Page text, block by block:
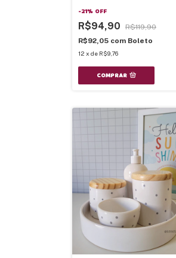
-21% OFF
R$94,90
R$119,90
R$92,05 com Boleto
12 x de R$9,76
COMPRAR